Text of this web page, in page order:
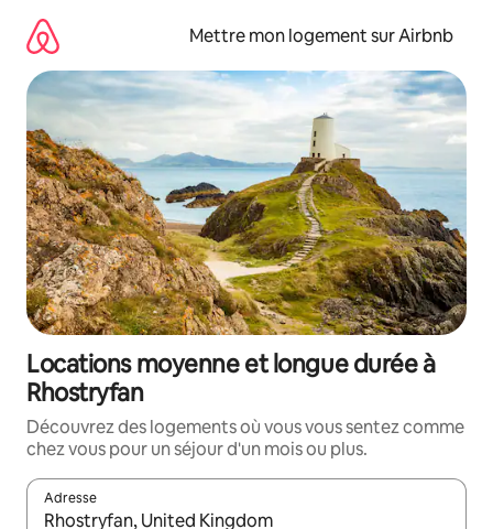
directement
contenu
Mettre mon logement sur Airbnb
Locations moyenne et longue durée à
Rhostryfan
Découvrez des logements où vous vous sentez comme
chez vous pour un séjour d'un mois ou plus.
Adresse
Lorsque les résultats s'affichent, utilisez les flèches vers le